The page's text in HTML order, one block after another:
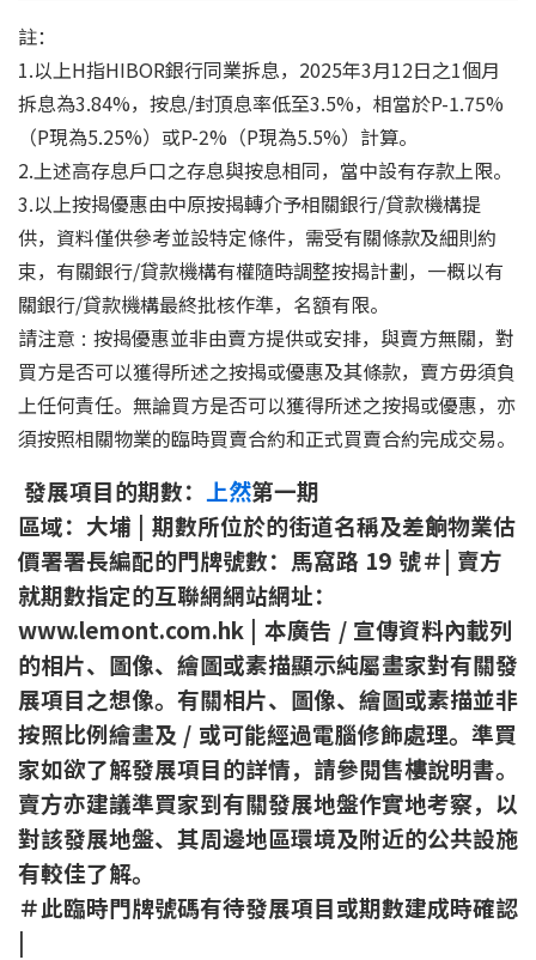
註：
1.以上H指HIBOR銀行同業拆息，2025年3月12日之1個月
拆息為3.84%，按息/封頂息率低至3.5%，相當於P-1.75%
（P現為5.25%）或P-2%（P現為5.5%）計算。
2.上述高存息戶口之存息與按息相同，當中設有存款上限。
3.以上按揭優惠由中原按揭轉介予相關銀行/貸款機構提
供，資料僅供參考並設特定條件，需受有關條款及細則約
束，有關銀行/貸款機構有權隨時調整按揭計劃，一概以有
關銀行/貸款機構最終批核作準，名額有限。
請注意 : 按揭優惠並非由賣方提供或安排，與賣方無關，對
買方是否可以獲得所述之按揭或優惠及其條款，賣方毋須負
上任何責任。無論買方是否可以獲得所述之按揭或優惠，亦
須按照相關物業的臨時買賣合約和正式買賣合約完成交易。
發展項目的期數：上然第一期
區域：大埔 | 期數所位於的街道名稱及差餉物業估
價署署長編配的門牌號數：馬窩路 19 號＃| 賣方
就期數指定的互聯網網站網址：
www.lemont.com.hk | 本廣告 / 宣傳資料內載列
的相片、圖像、繪圖或素描顯⽰純屬畫家對有關發
展項目之想像。有關相片、圖像、繪圖或素描並非
按照比例繪畫及 / 或可能經過電腦修飾處理。準買
家如欲了解發展項目的詳情，請參閱售樓說明書。
賣方亦建議準買家到有關發展地盤作實地考察，以
對該發展地盤、其周邊地區環境及附近的公共設施
有較佳了解。
＃此臨時門牌號碼有待發展項目或期數建成時確認
|